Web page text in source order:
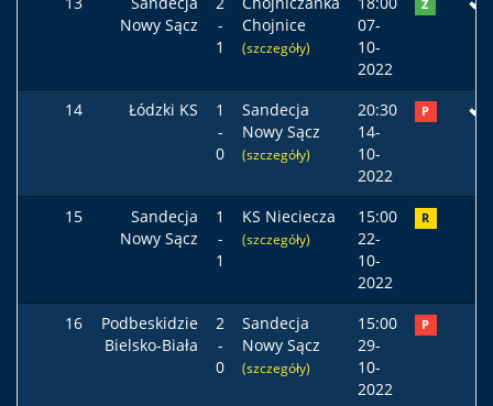
Nowy Sącz
-
1
Chojnice
(szczegóły)
07-
10-
2022
Z
14 Łódzki KS
1
-
0
Sandecja
Nowy Sącz
(szczegóły)
20:30
14-
10-
2022
P
15
Sandecja
Nowy Sącz
1
-
1
KS Nieciecza
(szczegóły)
15:00
22-
10-
2022
R
16
Podbeskidzie
Bielsko-Biała
2
-
0
Sandecja
Nowy Sącz
(szczegóły)
15:00
29-
10-
2022
P